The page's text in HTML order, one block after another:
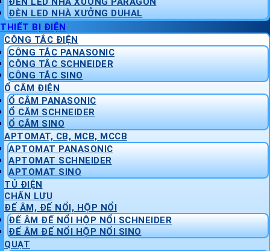
ĐÈN LED NHÀ XƯỞNG DUHAL
THIẾT BỊ ĐIỆN
CÔNG TẮC ĐIỆN
CÔNG TẮC PANASONIC
CÔNG TẮC SCHNEIDER
CÔNG TẮC SINO
Ổ CẮM ĐIỆN
Ổ CẮM PANASONIC
Ổ CẮM SCHNEIDER
Ổ CẮM SINO
APTOMAT, CB, MCB, MCCB
APTOMAT PANASONIC
APTOMAT SCHNEIDER
APTOMAT SINO
TỦ ĐIỆN
CHẤN LƯU
ĐẾ ÂM, ĐẾ NỔI, HỘP NỔI
ĐẾ ÂM ĐẾ NỔI HỘP NỔI SCHNEIDER
ĐẾ ÂM ĐẾ NỔI HỘP NỔI SINO
QUẠT